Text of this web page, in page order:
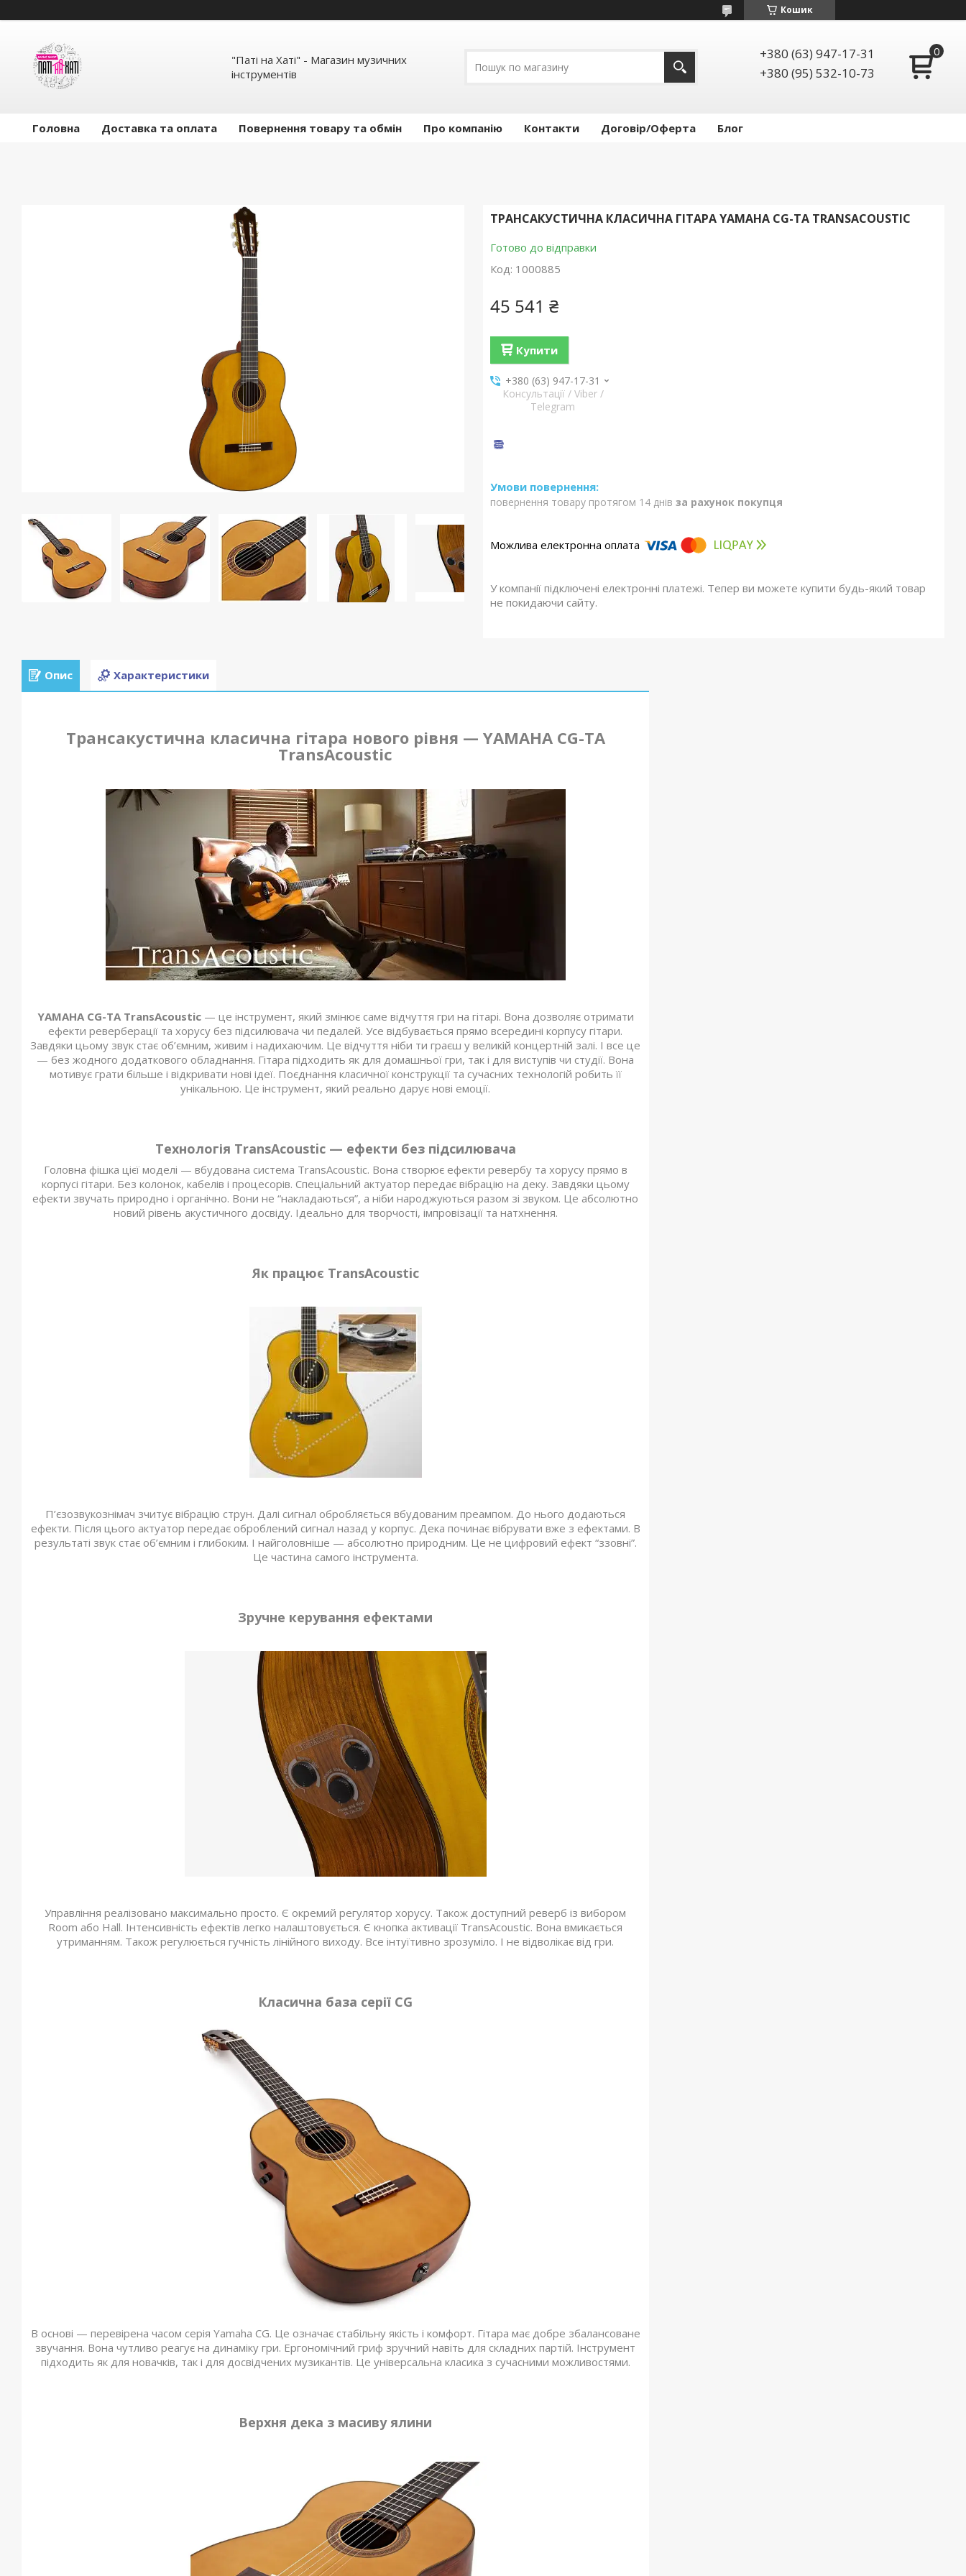
Кошик
"Паті на Хаті" - Магазин музичних
інструментів
+380 (63) 947-17-31
+380 (95) 532-10-73
Головна Доставка та оплата Повернення товару та обмін Про компанію Контакти Договір/Оферта Блог
ТРАНСАКУСТИЧНА КЛАСИЧНА ГІТАРА YAMAHA CG-TA TRANSACOUSTIC
Готово до відправки
Код: 1000885
45 541 ₴
Купити
+380 (63) 947-17-31
Консультації / Viber /
Telegram
повернення товару протягом 14 днів за рахунок покупця
У компанії підключені електронні платежі. Тепер ви можете купити будь-який товар
не покидаючи сайту.
Опис Характеристики
Трансакустична класична гітара нового рівня — YAMAHA CG-TA
TransAcoustic
YAMAHA CG-TA TransAcoustic— це інструмент, який змінює саме відчуття гри на гітарі. Вона дозволяє отримати
ефекти реверберації та хорусу без підсилювача чи педалей. Усе відбувається прямо всередині корпусу гітари.
Завдяки цьому звук стає об’ємним, живим і надихаючим. Це відчуття ніби ти граєш у великій концертній залі. І все це
— без жодного додаткового обладнання. Гітара підходить як для домашньої гри, так і для виступів чи студії. Вона
мотивує грати більше і відкривати нові ідеї. Поєднання класичної конструкції та сучасних технологій робить її
унікальною. Це інструмент, який реально дарує нові емоції.
Технологія TransAcoustic — ефекти без підсилювача
Головна фішка цієї моделі — вбудована система TransAcoustic. Вона створює ефекти ревербу та хорусу прямо в
корпусі гітари. Без колонок, кабелів і процесорів. Спеціальний актуатор передає вібрацію на деку. Завдяки цьому
ефекти звучать природно і органічно. Вони не “накладаються”, а ніби народжуються разом зі звуком. Це абсолютно
новий рівень акустичного досвіду. Ідеально для творчості, імпровізації та натхнення.
Як працює TransAcoustic
П’єзозвукознімач зчитує вібрацію струн. Далі сигнал обробляється вбудованим преампом. До нього додаються
ефекти. Після цього актуатор передає оброблений сигнал назад у корпус. Дека починає вібрувати вже з ефектами. В
результаті звук стає об’ємним і глибоким. І найголовніше — абсолютно природним. Це не цифровий ефект “ззовні”.
Це частина самого інструмента.
Зручне керування ефектами
Управління реалізовано максимально просто. Є окремий регулятор хорусу. Також доступний реверб із вибором
Room або Hall. Інтенсивність ефектів легко налаштовується. Є кнопка активації TransAcoustic. Вона вмикається
утриманням. Також регулюється гучність лінійного виходу. Все інтуїтивно зрозуміло. І не відволікає від гри.
Класична база серії CG
В основі — перевірена часом серія Yamaha CG. Це означає стабільну якість і комфорт. Гітара має добре збалансоване
звучання. Вона чутливо реагує на динаміку гри. Ергономічний гриф зручний навіть для складних партій. Інструмент
підходить як для новачків, так і для досвідчених музикантів. Це універсальна класика з сучасними можливостями.
Верхня дека з масиву ялини